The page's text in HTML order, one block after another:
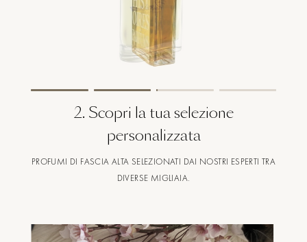
2. Scopri la tua selezione
personalizzata
PROFUMI DI FASCIA ALTA SELEZIONATI DAI NOSTRI ESPERTI TRA
DIVERSE MIGLIAIA.